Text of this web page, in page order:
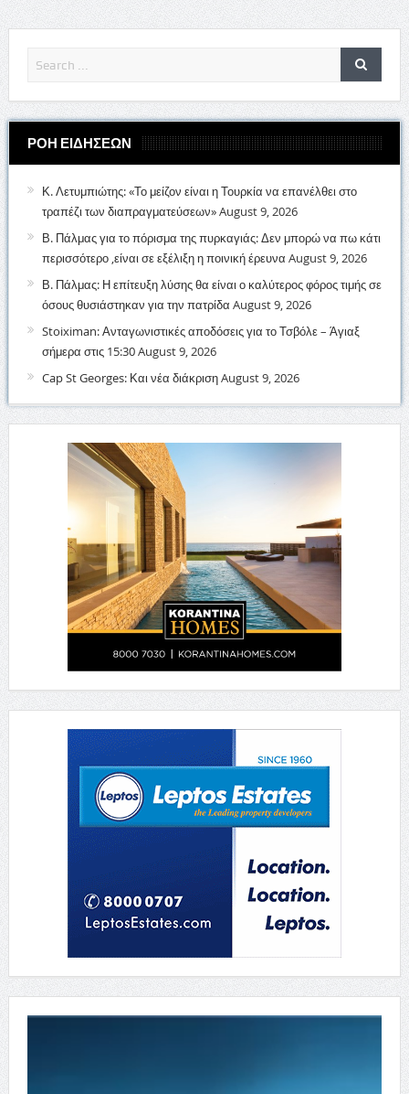
ΡΟΗ ΕΙΔΗΣΕΩΝ
Κ. Λετυμπιώτης: «Το μείζον είναι η Τουρκία να επανέλθει στο
τραπέζι των διαπραγματεύσεων»August 9, 2026
Β. Πάλμας για το πόρισμα της πυρκαγιάς: Δεν μπορώ να πω κάτι
περισσότερο ,είναι σε εξέλιξη η ποινική έρευνα August 9, 2026
Β. Πάλμας: Η επίτευξη λύσης θα είναι ο καλύτερος φόρος τιμής σε
όσους θυσιάστηκαν για την πατρίδα August 9, 2026
Stoiximan: Ανταγωνιστικές αποδόσεις για το Τσβόλε – Άγιαξ
σήμερα στις 15:30August 9, 2026
Cap St Georges: Και νέα διάκρισηAugust 9, 2026